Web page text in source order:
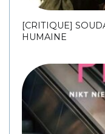
[CRITIQUE]
HUMAINE